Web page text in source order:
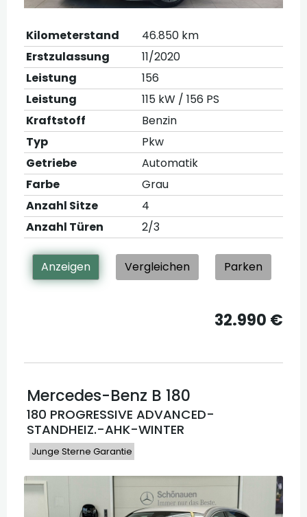
Kilometerstand
46.850 km
Erstzulassung
11/2020
Leistung
156
Leistung
115 kW / 156 PS
Kraftstoff
Benzin
Typ
Pkw
Getriebe
Automatik
Farbe
Grau
Anzahl Sitze
4
Anzahl Türen
2/3
Anzeigen Vergleichen Parken
32.990 €
Mercedes-Benz B 180
180 PROGRESSIVE ADVANCED-
STANDHEIZ.-AHK-WINTER
Junge Sterne Garantie